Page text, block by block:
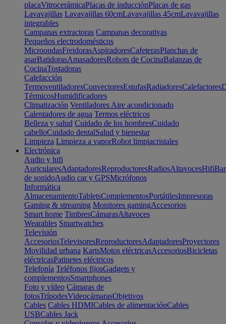
placaVitrocerámicaPlacas de inducciónPlacas de gas
Lavavajillas Lavavajillas 60cmLavavajillas 45cmLavavajillas
integrables
Campanas extractoras Campanas decorativas
Pequeños electrodomésticos
MicroondasFreidorasAspiradoresCafeterasPlanchas de
asarBatidorasAmasadoresRobots de CocinaBalanzas de
CocinaTostadoras
Calefacción
TermoventiladoresConvectoresEstufasRadiadoresCalefactores
TérmicosHumidificadores
Climatización Ventiladores Aire acondicionado
Calentadores de agua Termos eléctricos
Belleza y salud Cuidado de los hombresCuidado
cabelloCuidado dentalSalud y bienestar
Limpieza Limpieza a vaporRobot limpiacristales
Electrónica
Audio y hifi
AuricularesAdaptadoresReproductoresRadiosAltavocesHifi
de sonidoAudio car y GPSMicrófonos
Informática
AlmacenamientoTabletsComplementosPortátilesImpresoras
Gaming & streaming Monitores gamingAccesorios
Smart home TimbresCámarasAltavoces
Wearables Smartwatches
Televisión
AccesoriosTelevisoresReproductoresAdaptadoresProyectores
Movilidad urbana KartsMotos eléctricasAccesoriosBicicletas
eléctricasPatinetes eléctricos
Telefonía Teléfonos fijosGadgets y
complementosSmartphones
Foto y vídeo Cámaras de
fotosTrípodesVideocámarasObjetivos
Cables Cables HDMICables de alimentaciónCables
USBCables Jack